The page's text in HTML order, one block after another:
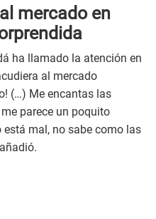
mercado en
ha llamado la atención en
al mercado
(…) Me encantas las
parece un poquito
está mal, no sabe como las